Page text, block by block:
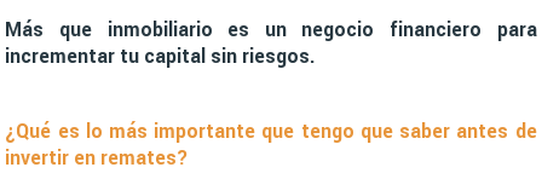
Más que inmobiliario es un negocio financiero para
incrementar tu capital sin riesgos.
¿Qué es lo más importante que tengo que saber antes de
invertir en remates?